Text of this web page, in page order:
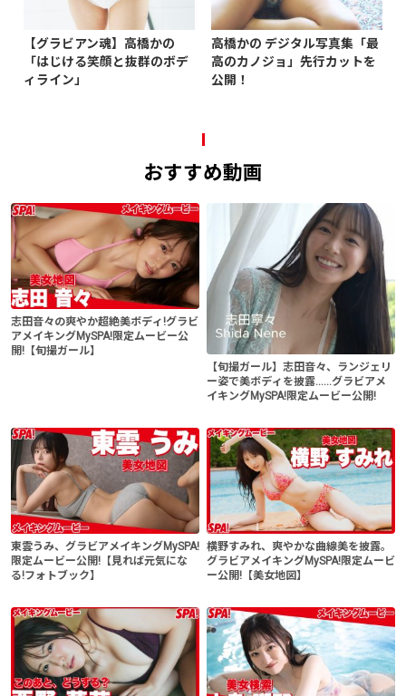
【グラビアン魂】高橋かの
「はじける笑顔と抜群のボデ
ィライン」
高橋かの デジタル写真集「最
高のカノジョ」先行カットを
公開！
おすすめ動画
志田音々の爽やか超絶美ボディ!グラビ
アメイキングMySPA!限定ムービー公
開!【旬撮ガール】
【旬撮ガール】志田音々、ランジェリ
ー姿で美ボディを披露......グラビアメ
イキングMySPA!限定ムービー公開!
東雲うみ、グラビアメイキングMySPA!
限定ムービー公開!【見れば元気にな
る!フォトブック】
横野すみれ、爽やかな曲線美を披露。
グラビアメイキングMySPA!限定ムービ
ー公開!【美女地図】